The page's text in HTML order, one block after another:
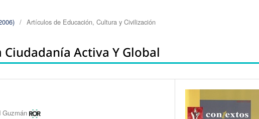
/ Artículos de Educación, Cultura y Civilización
Ciudadanía Activa Y Global
Guzmán